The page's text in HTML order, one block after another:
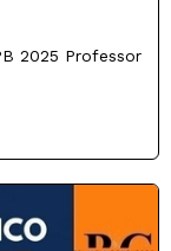
2025 Professor